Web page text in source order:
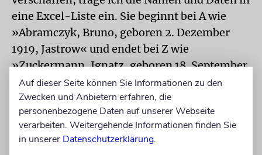
eine Excel-Liste ein. Sie beginnt bei A wie
»Abramczyk, Bruno, geboren 2. Dezember
1919, Jastrow« und endet bei Z wie
»Zuckermann, Ignatz, geboren 18. September
1914, Krakau«. Ob sämtliche jugendliche
Bewohner des Hofes tatsächlich amtlich
erfasst worden sind, kann ich nicht sagen.
Aber es deutet vieles darauf hin, dass dem
totalen NS-Staat zumindest an dieser Stelle
Auf dieser Seite können Sie Informationen zu den
Zwecken und Anbietern erfahren, die
personenbezogene Daten auf unserer Webseite
verarbeiten. Weitergehende Informationen finden Sie
in unserer Datenschutzerklärung.